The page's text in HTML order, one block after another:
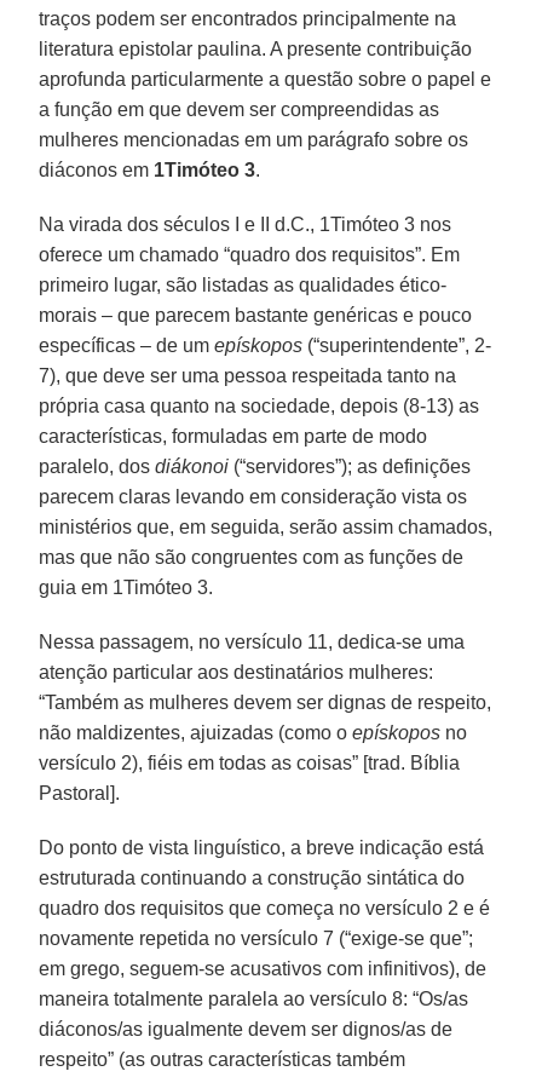
traços podem ser encontrados principalmente na
literatura epistolar paulina. A presente contribuição
aprofunda particularmente a questão sobre o papel e
a função em que devem ser compreendidas as
mulheres mencionadas em um parágrafo sobre os
diáconos em 1Timóteo 3.
Na virada dos séculos I e II d.C., 1Timóteo 3 nos
oferece um chamado “quadro dos requisitos”. Em
primeiro lugar, são listadas as qualidades ético-
morais – que parecem bastante genéricas e pouco
específicas – de umepískopos (“superintendente”, 2-
7), que deve ser uma pessoa respeitada tanto na
própria casa quanto na sociedade, depois (8-13) as
características, formuladas em parte de modo
paralelo, dosdiákonoi (“servidores”); as definições
parecem claras levando em consideração vista os
ministérios que, em seguida, serão assim chamados,
mas que não são congruentes com as funções de
guia em 1Timóteo 3.
Nessa passagem, no versículo 11, dedica-se uma
atenção particular aos destinatários mulheres:
“Também as mulheres devem ser dignas de respeito,
não maldizentes, ajuizadas (como oepískopos no
versículo 2), fiéis em todas as coisas” [trad. Bíblia
Pastoral].
Do ponto de vista linguístico, a breve indicação está
estruturada continuando a construção sintática do
quadro dos requisitos que começa no versículo 2 e é
novamente repetida no versículo 7 (“exige-se que”;
em grego, seguem-se acusativos com infinitivos), de
maneira totalmente paralela ao versículo 8: “Os/as
diáconos/as igualmente devem ser dignos/as de
respeito” (as outras características também